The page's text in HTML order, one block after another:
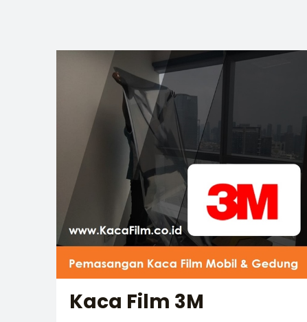
Kaca Film 3M